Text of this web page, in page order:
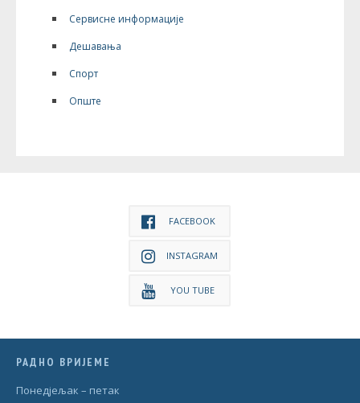
Сервисне информације
Дешавања
Спорт
Опште
FACEBOOK
INSTAGRAM
YOU TUBE
РАДНО ВРИЈЕМЕ
Понедjељак – петак